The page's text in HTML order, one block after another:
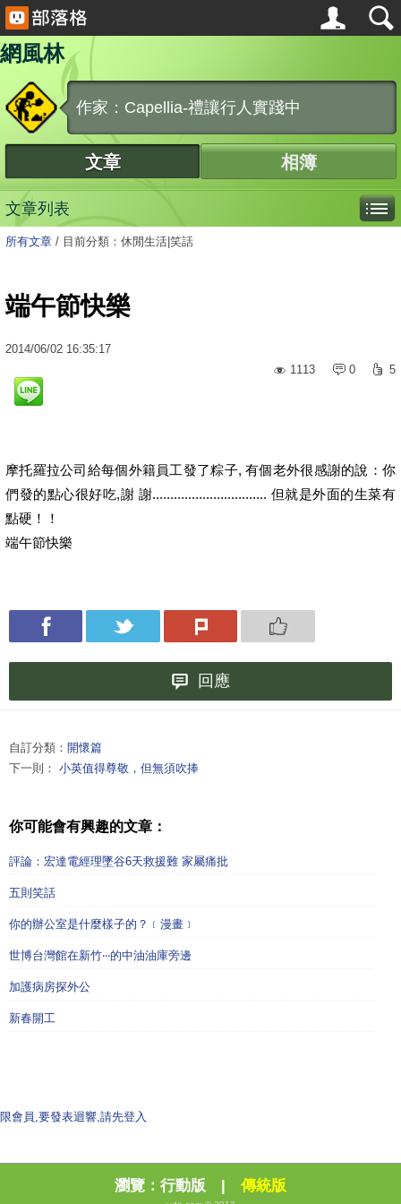
網風林
作家：Capellia-禮讓行人實踐中
文章 相簿
文章列表
所有文章 / 目前分類：休閒生活|笑話
端午節快樂
2014/06/02 16:35:17
1113
0 5
摩托羅拉公司給每個外籍員工發了粽子, 有個老外很感謝的說：你
們發的點心很好吃,謝 謝................................ 但就是外面的生菜有
點硬！！
端午節快樂
回應
自訂分類： 開懷篇
下一則： 小英值得尊敬，但無須吹捧
你可能會有興趣的文章：
評論：宏達電經理墜谷6天救援難 家屬痛批
五則笑話
你的辦公室是什麼樣子的？﹝漫畫﹞
世博台灣館在新竹‧‧‧的中油油庫旁邊
加護病房探外公
新春開工
限會員,要發表迴響,請先登入
瀏覽： 行動版 | 傳統版